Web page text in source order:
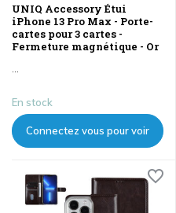
UNIQ Accessory Étui
iPhone 13 Pro Max - Porte-
cartes pour 3 cartes -
Fermeture magnétique - Or
En stock
Connectez vous pour voir